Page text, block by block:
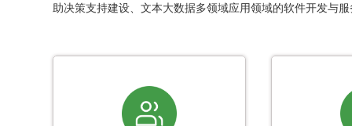
助决策支持建设、文本大数据多领域应用领域的软件开发与服